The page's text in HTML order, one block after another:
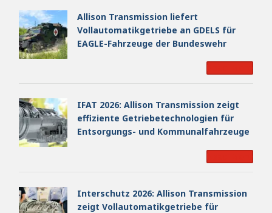
Allison Transmission liefert
Vollautomatikgetriebe an GDELS für
EAGLE-Fahrzeuge der Bundeswehr
IFAT 2026: Allison Transmission zeigt
effiziente Getriebetechnologien für
Entsorgungs- und Kommunalfahrzeuge
Interschutz 2026: Allison Transmission
zeigt Vollautomatikgetriebe für